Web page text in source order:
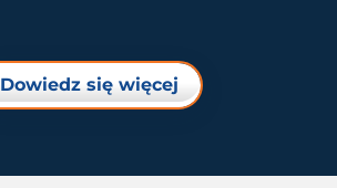
Dowiedz się więcej